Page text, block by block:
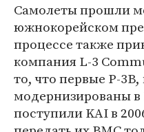
Самолеты прошли
южнокорейском
процессе также
компания L-3
то, что первые P-
модернизированы в
поступили KAI в